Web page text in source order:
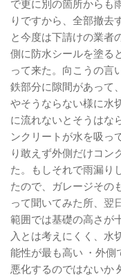
で更に別の箇所からも
りですから、全部撤去
と今度は下請けの業者
側に防水シールを塗る
って来た。向こうの言
鉄部分に隙間があって
やそうならない様に水
に流れないとそうはな
ンクリートが水を吸っ
り敢えず外側だけコン
た。もしそれで雨漏り
たので、ガレージその
って聞いてみた所、翌
範囲では基礎の高さが
入とは考えにくく、水
能性が最も高い ・外
悪化するのではないか